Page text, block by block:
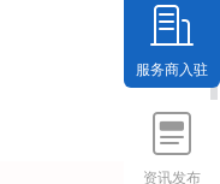
服务商入驻
资讯发布